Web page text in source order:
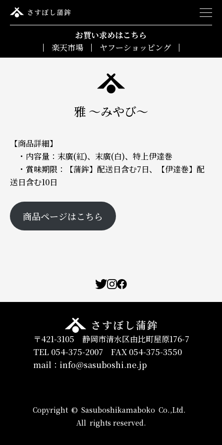
お買い求めはこちら
楽天市場
ヤフーショッピング
雅 ～みやび～
【商品詳細】
・内容量：末廣(紅)、末廣(白)、特上伊達巻
・賞味期限：【蒲鉾】配送日含む7日、【伊達巻】配
送日含む10日
商品ページはこちら
〒421-3105 静岡市清水区由比町屋原176-7​
TEL 054-375-2007 FAX 054-375-3550
mail：info@sasuboshi.ne.jp
Copyright © Sasuboshikamaboko Co.,Ltd.
All rights reserved.